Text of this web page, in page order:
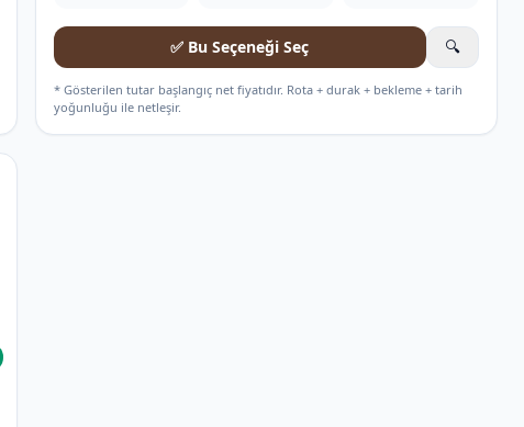
✅ Bu Seçeneği Seç 🔍
* Gösterilen tutar başlangıç net fiyatıdır. Rota + durak + bekleme + tarih
yoğunluğu ile netleşir.